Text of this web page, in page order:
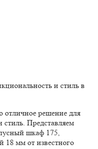
и стиль в
отличное решение для
стиль. Представляем
шкаф 175,
мм от известного